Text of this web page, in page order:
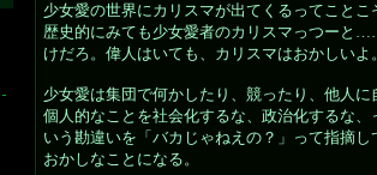
少女愛の世界にカリスマが出てくるってことこ
歴史的にみても少女愛者のカリスマっつー
けだろ。偉人はいても、カリスマはおかしいよ。
少女愛は集団で何かしたり、競ったり、他人
個人的なことを社会化するな、政治化するな
いう勘違いを「バカじゃねえの？」って指摘
おかしなことになる。